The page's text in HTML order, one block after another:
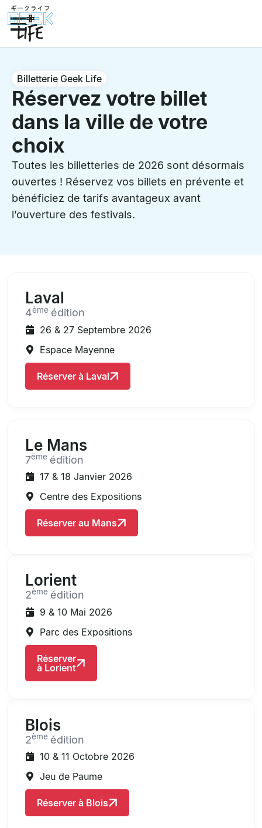
Billetterie Geek Life
Réservez votre billet
dans la ville de votre
choix
Toutes les billetteries de 2026 sont désormais
ouvertes ! Réservez vos billets en prévente et
bénéficiez de tarifs avantageux avant
l’ouverture des festivals.
Laval
4ème édition
26 & 27 Septembre 2026
Espace Mayenne
Réserver à Laval
Le Mans
7ème édition
17 & 18 Janvier 2026
Centre des Expositions
Réserver au Mans
Lorient
2ème édition
9 & 10 Mai 2026
Parc des Expositions
Réserver
à Lorient
Blois
2ème édition
10 & 11 Octobre 2026
Jeu de Paume
Réserver à Blois